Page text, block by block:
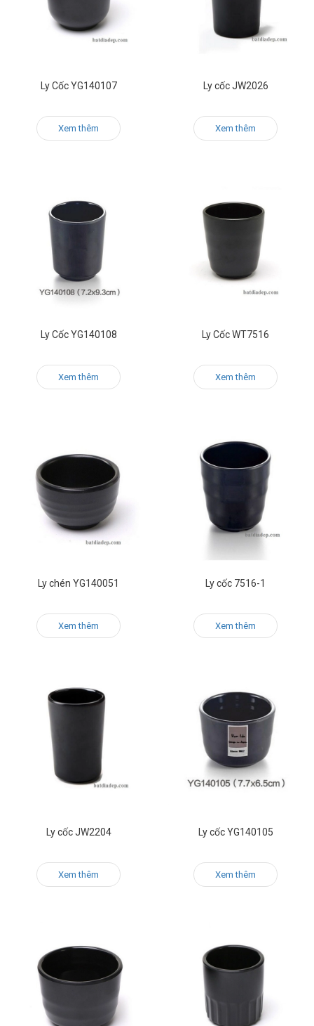
Ly Cốc YG140107
Xem thêm
Ly cốc JW2026
Xem thêm
Ly Cốc YG140108
Xem thêm
Ly Cốc WT7516
Xem thêm
Ly chén YG140051
Xem thêm
Ly cốc 7516-1
Xem thêm
Ly cốc JW2204
Xem thêm
Ly cốc YG140105
Xem thêm